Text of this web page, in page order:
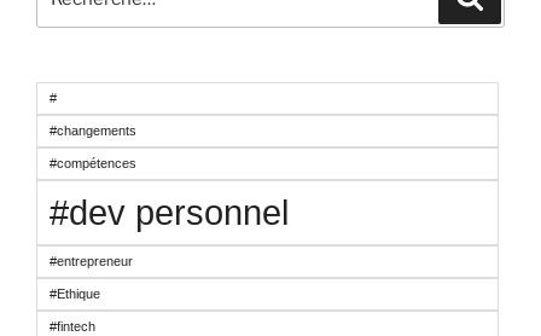
pour
#
#changements
#compétences
#dev personnel
#entrepreneur
#Ethique
#fintech